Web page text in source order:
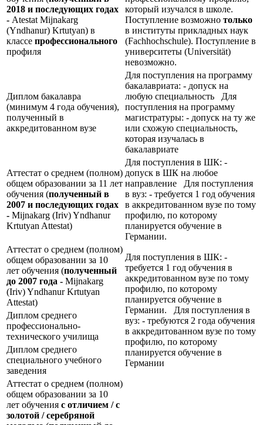
2018 и последующих годах
- Atestat Mijnakarg
(Yndhanur) Krtutyan) в
классе профессионального
профиля
который изучался в школе.
Поступление возможно только
в институты прикладных наук
(Fachhochschule). Поступление в
университеты (Universität)
невозможно.
Диплом бакалавра
(минимум 4 года обучения),
полученный в
аккредитованном вузе
Для поступления на программу
бакалавриата: - допуск на
любую специальность Для
поступления на программу
магистратуры: - допуск на ту же
или схожую специальность,
которая изучалась в
бакалавриате
Аттестат о среднем (полном)
общем образовании за 11 лет
обучения (полученный в
2007 и последующих годах
- Mijnakarg (Iriv) Yndhanur
Krtutyan Attestat)
Для поступления в ШК: -
допуск в ШК на любое
направление Для поступления
в вуз: - требуется 1 год обучения
в аккредитованном вузе по тому
профилю, по которому
планируется обучение в
Германии.
Аттестат о среднем (полном)
общем образовании за 10
лет обучения (полученный
до 2007 года - Mijnakarg
(Iriv) Yndhanur Krtutyan
Attestat)
Для поступления в ШК: -
требуется 1 год обучения в
аккредитованном вузе по тому
профилю, по которому
планируется обучение в
Германии. Для поступления в
вуз: - требуются 2 года обучения
в аккредитованном вузе по тому
профилю, по которому
планируется обучение в
Германии
Диплом среднего
профессионально-
технического училища
Диплом среднего
специального учебного
заведения
Аттестат о среднем (полном)
общем образовании за 10
лет обучения с отличием / с
золотой / серебряной